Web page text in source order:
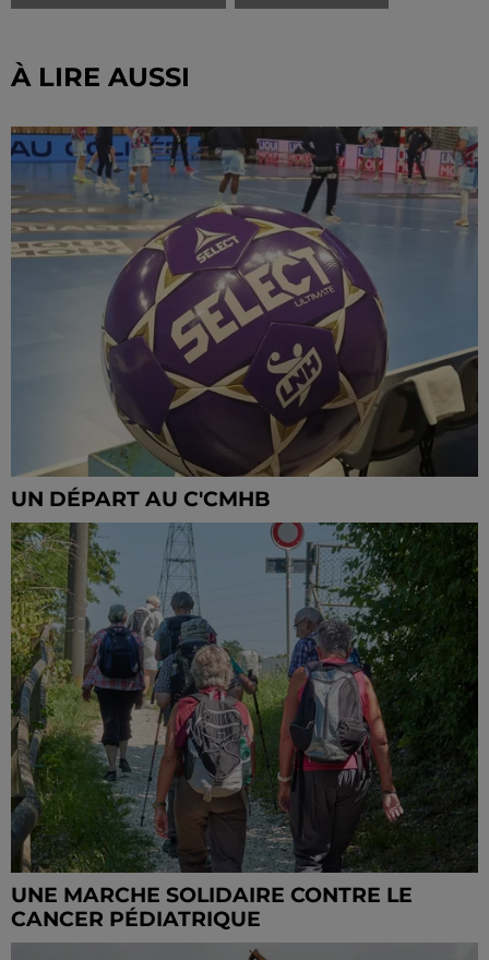
À LIRE AUSSI
UN DÉPART AU C'CMHB
UNE MARCHE SOLIDAIRE CONTRE LE
CANCER PÉDIATRIQUE